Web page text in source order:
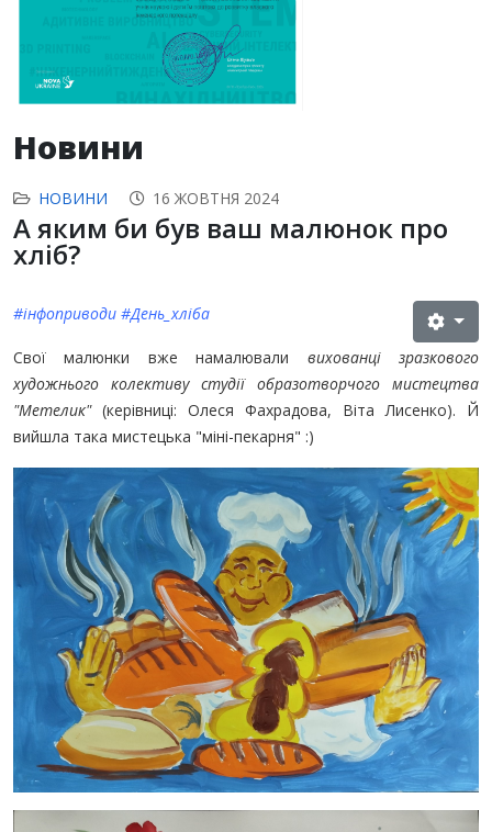
Новини
НОВИНИ 16 ЖОВТНЯ 2024
А яким би був ваш малюнок про
хліб?
#інфоприводи #День_хліба
Свої малюнки вже намалювали вихованці зразкового
художнього колективу студії образотворчого мистецтва
"Метелик"(керівниці: Олеся Фахрадова, Віта Лисенко). Й
вийшла така мистецька "міні-пекарня" :)